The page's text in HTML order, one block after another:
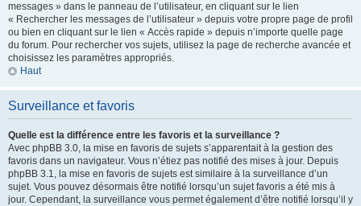
messages » dans le panneau de l’utilisateur, en cliquant sur le lien
« Rechercher les messages de l’utilisateur » depuis votre propre page de profil
ou bien en cliquant sur le lien « Accès rapide » depuis n’importe quelle page
du forum. Pour rechercher vos sujets, utilisez la page de recherche avancée et
choisissez les paramètres appropriés.
Haut
Surveillance et favoris
Quelle est la différence entre les favoris et la surveillance ?
Avec phpBB 3.0, la mise en favoris de sujets s’apparentait à la gestion des
favoris dans un navigateur. Vous n’étiez pas notifié des mises à jour. Depuis
phpBB 3.1, la mise en favoris de sujets est similaire à la surveillance d’un
sujet. Vous pouvez désormais être notifié lorsqu’un sujet favoris a été mis à
jour. Cependant, la surveillance vous permet également d’être notifié lorsqu’il y